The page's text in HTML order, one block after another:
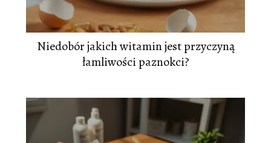
Niedobór jakich witamin jest przyczyną
łamliwości paznokci?